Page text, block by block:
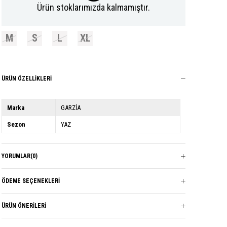
Ürün stoklarımızda kalmamıştır.
M S L XL
ÜRÜN ÖZELLIKLERI
Marka GARZİA
Sezon YAZ
YORUMLAR(0)
ÖDEME SEÇENEKLERI
ÜRÜN ÖNERILERI